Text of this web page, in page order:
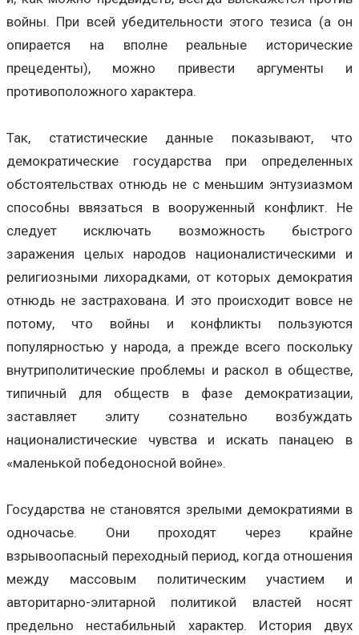
войны. При всей убедительности этого тезиса (а он
опирается на вполне реальные исторические
прецеденты), можно привести аргументы и
противоположного характера.
Так, статистические данные показывают, что
демократические государства при определенных
обстоятельствах отнюдь не с меньшим энтузиазмом
способны ввязаться в вооруженный конфликт. Не
следует исключать возможность быстрого
заражения целых народов националистическими и
религиозными лихорадками, от которых демократия
отнюдь не застрахована. И это происходит вовсе не
потому, что войны и конфликты пользуются
популярностью у народа, а прежде всего поскольку
внутриполитические проблемы и раскол в обществе,
типичный для обществ в фазе демократизации,
заставляет элиту сознательно возбуждать
националистические чувства и искать панацею в
«маленькой победоносной войне».
Государства не становятся зрелыми демократиями в
одночасье. Они проходят через крайне
взрывоопасный переходный период, когда отношения
между массовым политическим участием и
авторитарно-элитарной политикой властей носят
предельно нестабильный характер. История двух